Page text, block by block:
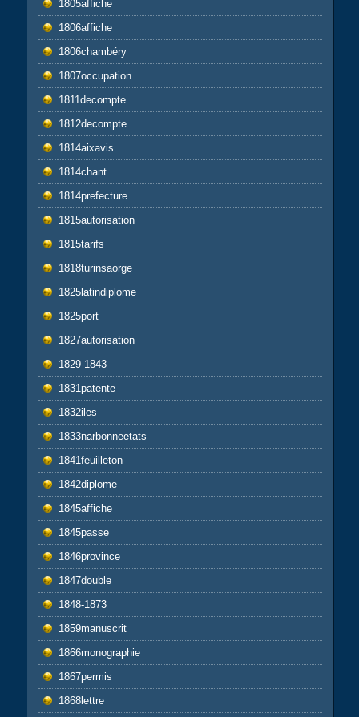
1805affiche
1806affiche
1806chambéry
1807occupation
1811decompte
1812decompte
1814aixavis
1814chant
1814prefecture
1815autorisation
1815tarifs
1818turinsaorge
1825latindiplome
1825port
1827autorisation
1829-1843
1831patente
1832iles
1833narbonneetats
1841feuilleton
1842diplome
1845affiche
1845passe
1846province
1847double
1848-1873
1859manuscrit
1866monographie
1867permis
1868lettre